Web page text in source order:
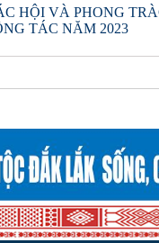
HỘI VÀ PHONG
TÁC NĂM 2023